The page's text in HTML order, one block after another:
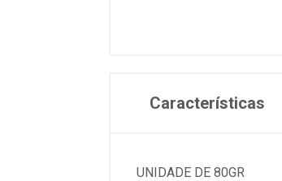
Características
UNIDADE DE 80GR